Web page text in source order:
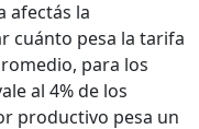
afectás la
cuánto pesa la tarifa
para los
al 4% de los
productivo pesa un